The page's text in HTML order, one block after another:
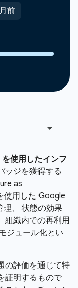
前
使用したインフ
ッジを獲得する
as
使用した Google
理、 状態の効果
組織内での再利用
ジュール化とい
の評価を通じて特
証明するもので